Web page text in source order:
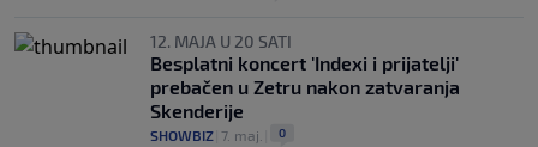
12. MAJA U 20 SATI
Besplatni koncert 'Indexi i prijatelji'
prebačen u Zetru nakon zatvaranja
Skenderije
SHOWBIZ 7. maj. 0